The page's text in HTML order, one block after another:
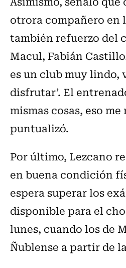
otrora compañero en
también refuerzo del
Macul, Fabián
es un club muy lindo,
disfrutar’. El
mismas cosas, eso
puntualizó.
Por último, Lezcano
en buena condición
espera superar los
disponible para el
lunes, cuando los de
Ñublense a partir de